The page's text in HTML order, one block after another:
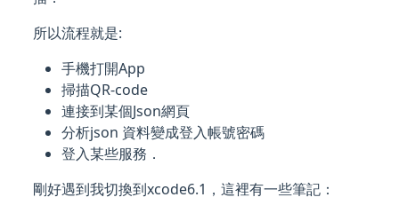
所以流程就是:
手機打開App
掃描QR-code
連接到某個Json網頁
分析json 資料變成登入帳號密碼
登入某些服務．
剛好遇到我切換到xcode6.1，這裡有一些筆記：